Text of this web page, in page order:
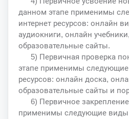
данном этапе применимы
интернет ресурсов: онлайн
аудиокниги, онлайн
образовательные сайты.
5) Первичная проверка
этапе применимы
ресурсов: онлайн доска,
образовательные сайты и
6) Первичное
применимы следующие виды